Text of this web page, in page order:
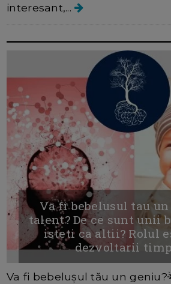
interesant,...
Va fi bebelusul tau
talent? De ce sunt unii
isteti ca altii? Rolul
dezvoltarii
Va fi bebelușul tău un